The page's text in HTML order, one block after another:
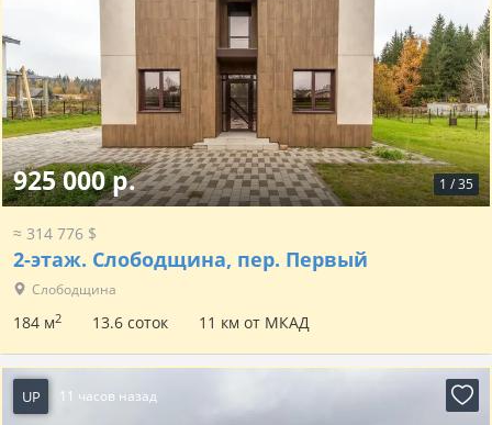
1 /35
925 000 р.
≈ 314 776 $
2-этаж. Слободщина, пер. Первый
Слободщина
184 м2 13.6 соток 11 км от МКАД
UP 11 часов назад